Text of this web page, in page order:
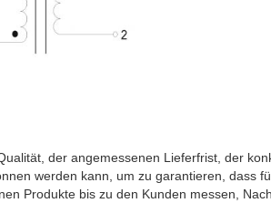
der angemessenen Lieferfrist, der
werden kann, um zu garantieren, dass
Produkte bis zu den Kunden messen,